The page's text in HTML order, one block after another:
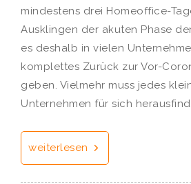
mindestens drei Homeoffice-
Ausklingen der akuten Phase
es deshalb in vielen
komplettes Zurück zur Vor-
geben. Vielmehr muss jedes
Unternehmen für sich
weiterlesen